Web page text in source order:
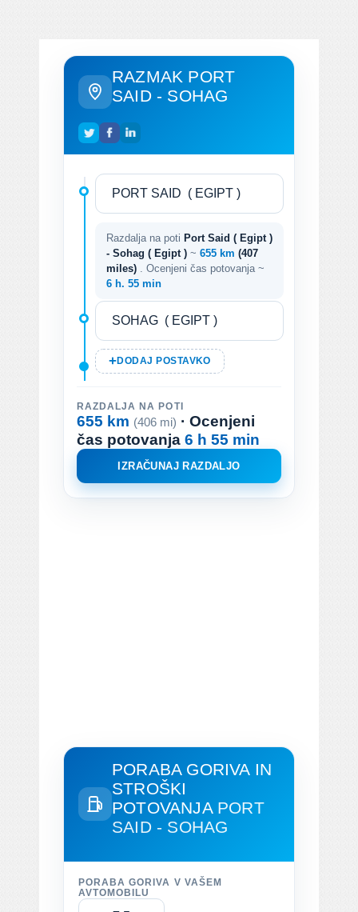
RAZMAK PORT
SAID - SOHAG
Razdalja na poti Port Said ( Egipt )
- Sohag ( Egipt ) ~ 655 km (407
miles)
. Ocenjeni čas potovanja ~
6 h. 55 min
DODAJ POSTAVKO
RAZDALJA NA POTI
655 km (406 mi) · Ocenjeni
čas potovanja 6 h 55 min
IZRAČUNAJ RAZDALJO
PORABA GORIVA IN
STROŠKI
POTOVANJA PORT
SAID - SOHAG
PORABA GORIVA V VAŠEM
AVTOMOBILU